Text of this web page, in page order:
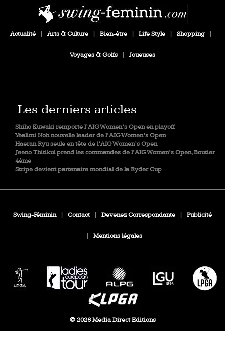
Actualité Arts & Culture Bien-être Life Style Shopping
Voyages & Golfs Joueuses
Les derniers articles
Shiho Kuwaki remporte l’AIG Women’s Open en playoff
Yealimi Noh nouvelle leader de l’AIG Women’s Open
Haeran Ryu seule en tête de l’AIG Women’s Open
Jeeno Thitikul prend les commandes de l’AIG Women’s Open, Boutier
4ème
Stripe devient partenaire mondial de la Ryder Cup
Swing-Féminin Contact Devenez Correspondante Publicité
Mentions légales
© 2026 Media Direct Editions